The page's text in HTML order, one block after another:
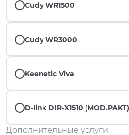
Cudy WR1500
Cudy WR3000
Keenetic Viva
D-link DIR-X1510 (MOD.PAKT)
Дополнительные услуги